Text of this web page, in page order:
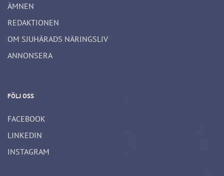
ÄMNEN
REDAKTIONEN
OM SJUHÄRADS NÄRINGSLIV
ANNONSERA
FÖLJ OSS
FACEBOOK
LINKEDIN
INSTAGRAM